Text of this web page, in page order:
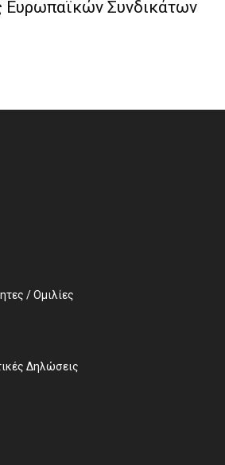
Ευρωπαϊκών Συνδικάτων
/ Ομιλίες
Δηλώσεις